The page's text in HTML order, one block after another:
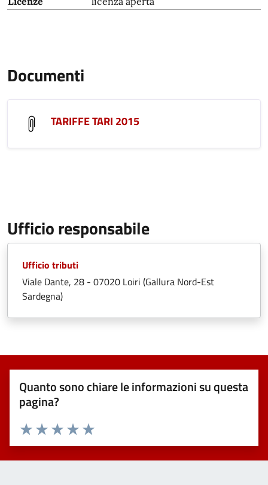
Documenti
TARIFFE TARI 2015
Ufficio responsabile
Ufficio tributi
Viale Dante, 28 - 07020 Loiri (Gallura Nord-Est
Sardegna)
Quanto sono chiare le informazioni su questa
pagina?
Valuta 5 stelle su 5
Valuta 4 stelle su 5
Valuta 3 stelle su 5
Valuta 2 stelle su 5
Valuta 1 stelle su 5